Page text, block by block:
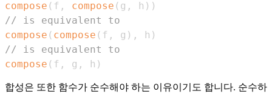
compose ( f , compose ( g , h ) )
// is equivalent to
compose ( compose ( f , g ) , h )
// is equivalent to
compose ( f , g , h )
합성은 또한 함수가 순수해야 하는 이유이기도 합니다. 순수하